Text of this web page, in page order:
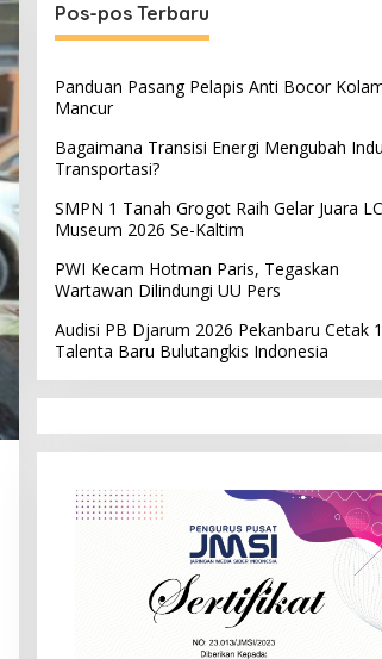
Pos-pos Terbaru
Panduan Pasang Pelapis Anti Bocor
Mancur
Bagaimana Transisi Energi Mengubah
Transportasi?
SMPN 1 Tanah Grogot Raih Gelar Juara
Museum 2026 Se-Kaltim
PWI Kecam Hotman Paris, Tegaskan
Wartawan Dilindungi UU Pers
Audisi PB Djarum 2026 Pekanbaru Cetak
Talenta Baru Bulutangkis Indonesia